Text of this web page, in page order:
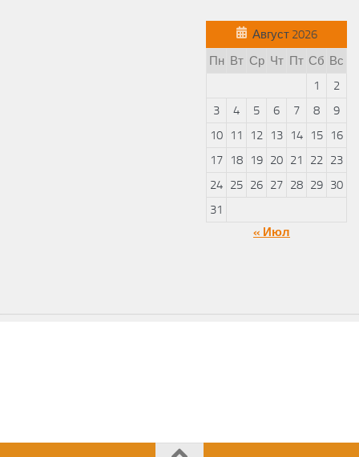
Август 2026
Пн Вт Ср Чт Пт Сб Вс
1
2
3
4 5 6 7 8
9
10
11 12 13 14 15
16
17
18 19 20 21 22 23
24 25 26 27 28 29 30
31
« Июл